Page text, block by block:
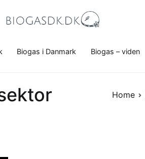
Biogas i Danmark Biogas – viden
Home